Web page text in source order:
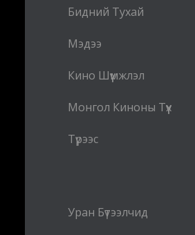
Бидний Тухай
Мэдээ
Кино Шүүмжлэл
Монгол Киноны Түүх
Түрээс
Уран Бүтээлчид